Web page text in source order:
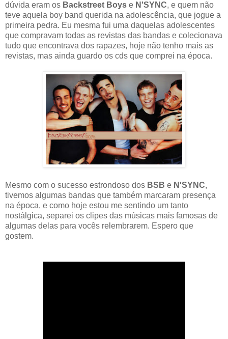
dúvida eram os Backstreet Boys e N'SYNC, e quem não
teve aquela boy band querida na adolescência, que jogue a
primeira pedra. Eu mesma fui uma daquelas adolescentes
que compravam todas as revistas das bandas e colecionava
tudo que encontrava dos rapazes, hoje não tenho mais as
revistas, mas ainda guardo os cds que comprei na época.
Mesmo com o sucesso estrondoso dos BSB e N'SYNC,
tivemos algumas bandas que também marcaram presença
na época, e como hoje estou me sentindo um tanto
nostálgica, separei os clipes das músicas mais famosas de
algumas delas para vocês relembrarem. Espero que
gostem.